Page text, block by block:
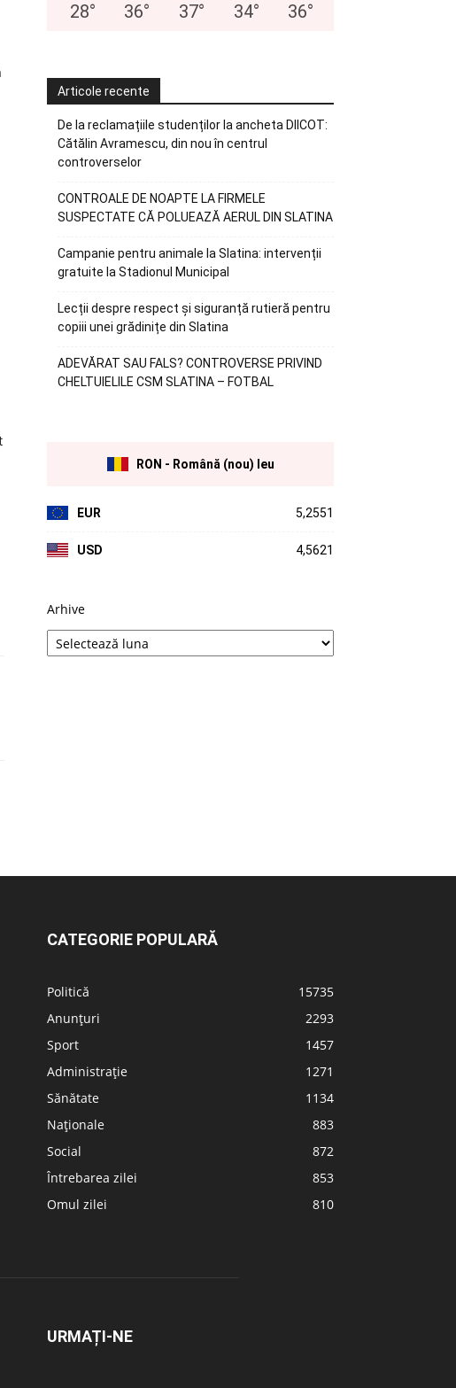
28° 36° 37° 34° 36°
Articole recente
De la reclamațiile studenților la ancheta DIICOT:
Cătălin Avramescu, din nou în centrul
controverselor
CONTROALE DE NOAPTE LA FIRMELE
SUSPECTATE CĂ POLUEAZĂ AERUL DIN SLATINA
Campanie pentru animale la Slatina: intervenții
gratuite la Stadionul Municipal
Lecții despre respect și siguranță rutieră pentru
copiii unei grădinițe din Slatina
ADEVĂRAT SAU FALS? CONTROVERSE PRIVIND
CHELTUIELILE CSM SLATINA – FOTBAL
RON - Română (nou) leu
EUR 5,2551
USD 4,5621
Arhive
CATEGORIE POPULARĂ
Politică
15735
Anunțuri
2293
Sport
1457
Administrație
1271
Sănătate
1134
Naționale
883
Social
872
Întrebarea zilei
853
Omul zilei
810
URMAȚI-NE